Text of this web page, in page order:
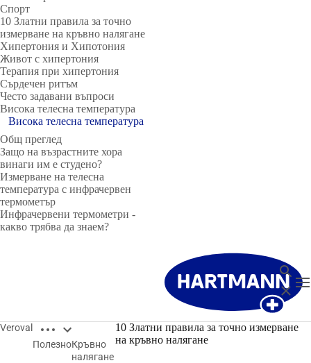
Спорт
10 Златни правила за точно
измерване на кръвно налягане
Хипертония и Хипотония
Живот с хипертония
Терапия при хипертония
Сърдечен ритъм
Често задавани въпроси
Висока телесна температура
Висока телесна температура
Общ преглед
Защо на възрастните хора
винаги им е студено?
Измерване на телесна
температура с инфрачервен
термометър
Инфрачервени термометри -
какво трябва да знаем?
Veroval Open breadcrumbs
ПолезноКръвно
налягане
10 Златни правила за точно измерване
на кръвно налягане